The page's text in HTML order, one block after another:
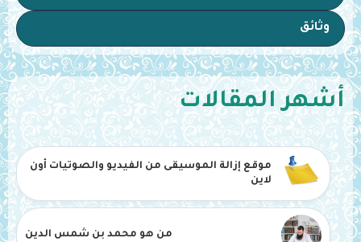
وثائق
أشهر المقالات
موقع إزالة الموسيقى من الفيديو والصوتيات أون
لاين
من هو محمد بن شمس الدين